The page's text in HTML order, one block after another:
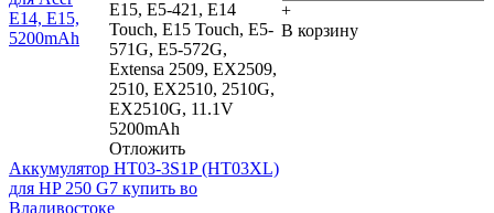
E15, E5-421, E14
Touch, E15 Touch, E5-
571G, E5-572G,
Extensa 2509, EX2509,
2510, EX2510, 2510G,
EX2510G, 11.1V
5200mAh
Отложить
+
В корзину
Аккумулятор HT03-3S1P (HT03XL)
для HP 250 G7 купить во
Владивостоке